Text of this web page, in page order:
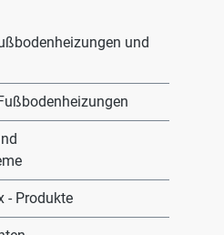
und
- Produkte